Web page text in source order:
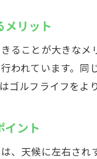
ンドアゴルフスクー
アゴルフスクール
学途中でも通いや
周辺のゴルフショッ
アゴルフスクール
ティングや最新設
リット
ることが大きな
われています。
ルフライフをよ
イント
、天候に左右さ